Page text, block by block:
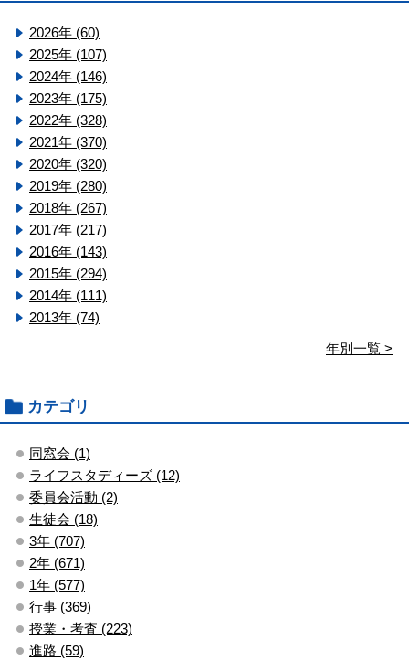
2026年 (60)
2025年 (107)
2024年 (146)
2023年 (175)
2022年 (328)
2021年 (370)
2020年 (320)
2019年 (280)
2018年 (267)
2017年 (217)
2016年 (143)
2015年 (294)
2014年 (111)
2013年 (74)
年別一覧 >
カテゴリ
同窓会 (1)
ライフスタディーズ (12)
委員会活動 (2)
生徒会 (18)
3年 (707)
2年 (671)
1年 (577)
行事 (369)
授業・考査 (223)
進路 (59)